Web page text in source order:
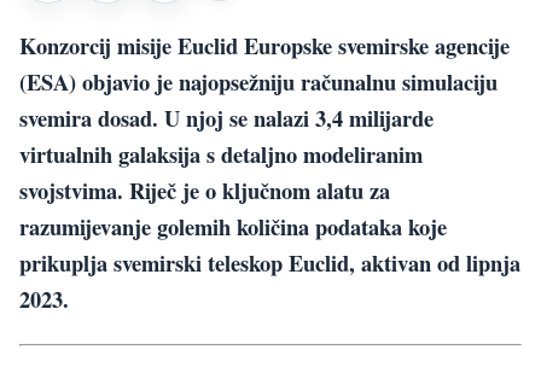
Konzorcij misije Euclid Europske svemirske agencije
(ESA) objavio je najopsežniju računalnu simulaciju
svemira dosad. U njoj se nalazi 3,4 milijarde
virtualnih galaksija s detaljno modeliranim
svojstvima. Riječ je o ključnom alatu za
razumijevanje golemih količina podataka koje
prikuplja svemirski teleskop Euclid, aktivan od lipnja
2023.